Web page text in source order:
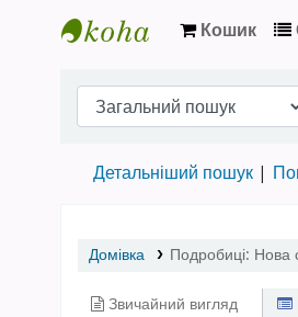
Кошик
Детальніший пошук
Домівка Подробиці: Нова
Звичайний вигляд